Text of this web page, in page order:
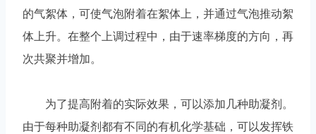
的气絮体，可使气泡附着在絮体上，并通过气泡推动絮
体上升。在整个上调过程中，由于速率梯度的方向，再
次共聚并增加。
为了提高附着的实际效果，可以添加几种助凝剂。
由于每种助凝剂都有不同的有机化学基础，可以发挥铁